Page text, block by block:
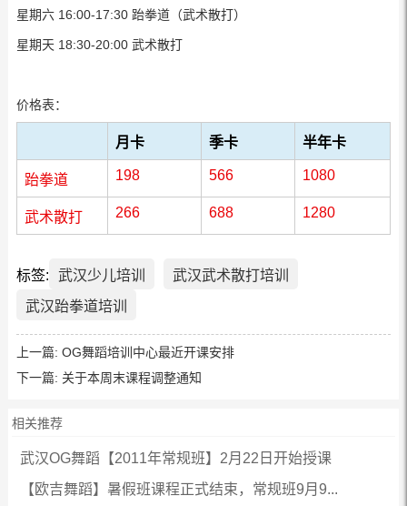
星期六 16:00-17:30 跆拳道（武术散打）
星期天 18:30-20:00 武术散打
价格表：
月卡 季卡 半年卡
跆拳道 198 566 1080
武术散打 266 688 1280
标签: 武汉少儿培训
武汉武术散打培训
武汉跆拳道培训
上一篇: OG舞蹈培训中心最近开课安排
下一篇: 关于本周末课程调整通知
相关推荐
武汉OG舞蹈【2011年常规班】2月22日开始授课
【欧吉舞蹈】暑假班课程正式结束，常规班9月9...